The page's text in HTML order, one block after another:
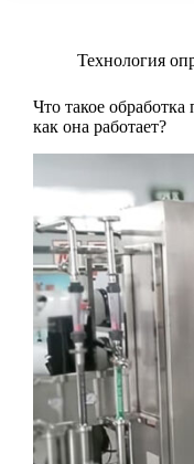
Технология
Что такое
как она работает?